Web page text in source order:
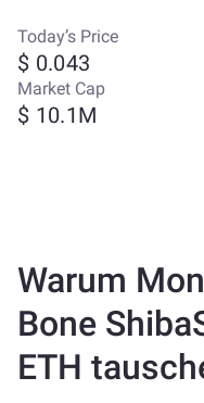
Today’s Price
$ 0.043
Market Cap
$ 10.1M
Warum
Bone
ETH